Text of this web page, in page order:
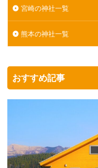
宮崎の神社一覧
熊本の神社一覧
おすすめ記事